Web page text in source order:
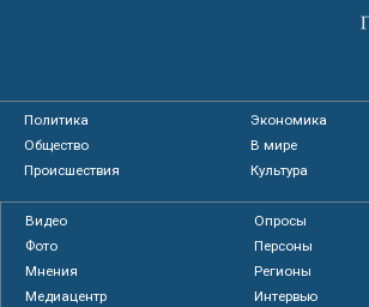
Политика
Экономика
Общество
В мире
Происшествия
Культура
Видео
Опросы
Фото
Персоны
Мнения
Регионы
Медиацентр
Интервью